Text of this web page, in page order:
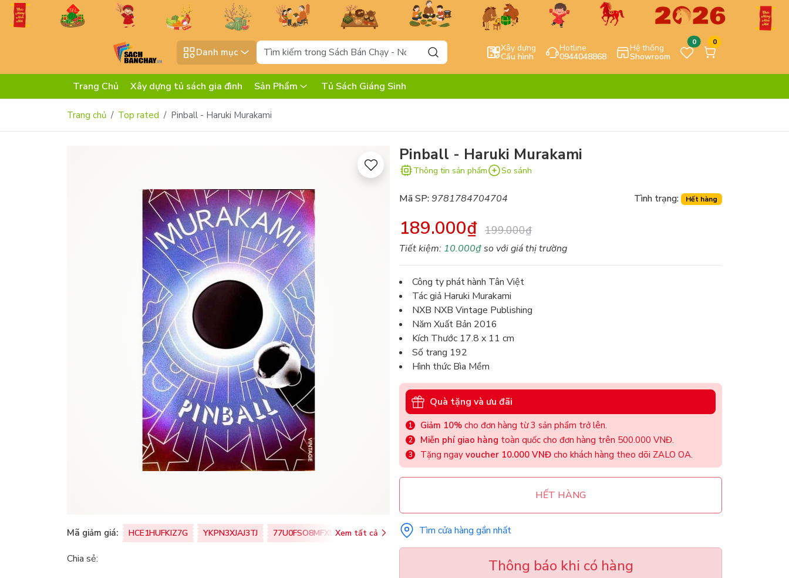
Danh mục Xây dựng
Cấu hình
Hotline
0944048868
Hệ thống
Showroom
0 0
Trang Chủ Xây dựng tủ sách gia đình Sản Phẩm Tủ Sách Giáng Sinh
Trang chủ Top rated Pinball - Haruki Murakami
Mã giảm giá: HCE1HUFKIZ7G YKPN3XJAJ3TJ 77U0FSO8MFXU Xem tất cả
Chia sẻ:
Pinball - Haruki Murakami
Thông tin sản phẩm So sánh
Mã SP:9781784704704 Tình trạng: Hết hàng
189.000₫ 199.000₫
Tiết kiệm: 10.000₫so với giá thị trường
Công ty phát hành Tân Việt
Tác giả Haruki Murakami
NXB NXB Vintage Publishing
Năm Xuất Bản 2016
Kích Thước 17.8 x 11 cm
Số trang 192
Hình thức Bìa Mềm
Quà tặng và ưu đãi
Giảm 10% cho đơn hàng từ 3 sản phẩm trở lên.
Miễn phí giao hàng toàn quốc cho đơn hàng trên 500.000 VNĐ.
Tặng ngay voucher 10.000 VNĐ cho khách hàng theo dõi ZALO OA.
HẾT HÀNG
Tìm cửa hàng gần nhất
Thông báo khi có hàng